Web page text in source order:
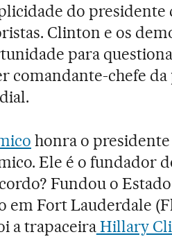
do presidente
Clinton e os
para
comandante-chefe
honra o
Ele é o fundador
Fundou o
em Fort Lauderdale
a trapaceiraHillary